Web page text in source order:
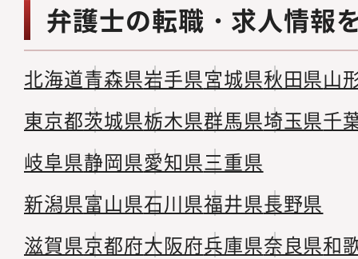
弁護士の転職・求人情報
北海道青森県岩手県宮城県秋田県山
東京都茨城県栃木県群馬県埼玉県千
岐阜県静岡県愛知県三重県
新潟県富山県石川県福井県長野県
滋賀県京都府大阪府兵庫県奈良県和